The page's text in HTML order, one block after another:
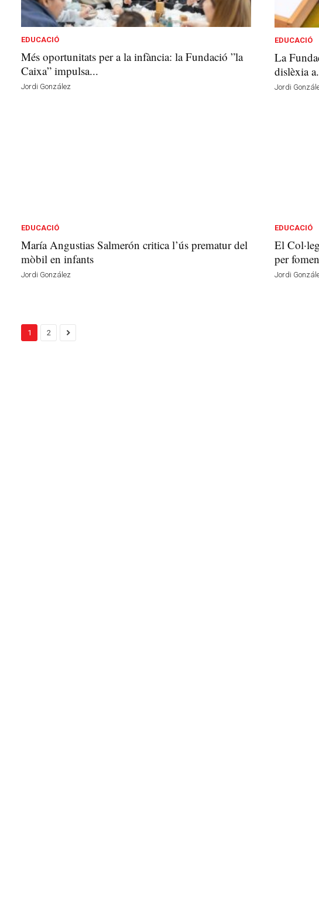
EDUCACIÓ
Més oportunitats per a la infància: la Fundació ”la
Caixa” impulsa...
Jordi González
EDUCACIÓ
La
dislèxia
Jordi
EDUCACIÓ
María Angustias Salmerón critica l’ús prematur del
mòbil en infants
Jordi González
EDUCACIÓ
El
per
Jordi
1 2